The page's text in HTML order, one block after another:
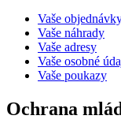
Vaše
Vaše náhrady
Vaše adresy
Vaše osobné
Vaše poukazy
Ochrana